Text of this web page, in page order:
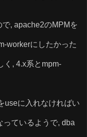
, apache2のMPMを
workerにしたかった
く, 4.x系とmpm-
useに入れなければい
っているようで, dba